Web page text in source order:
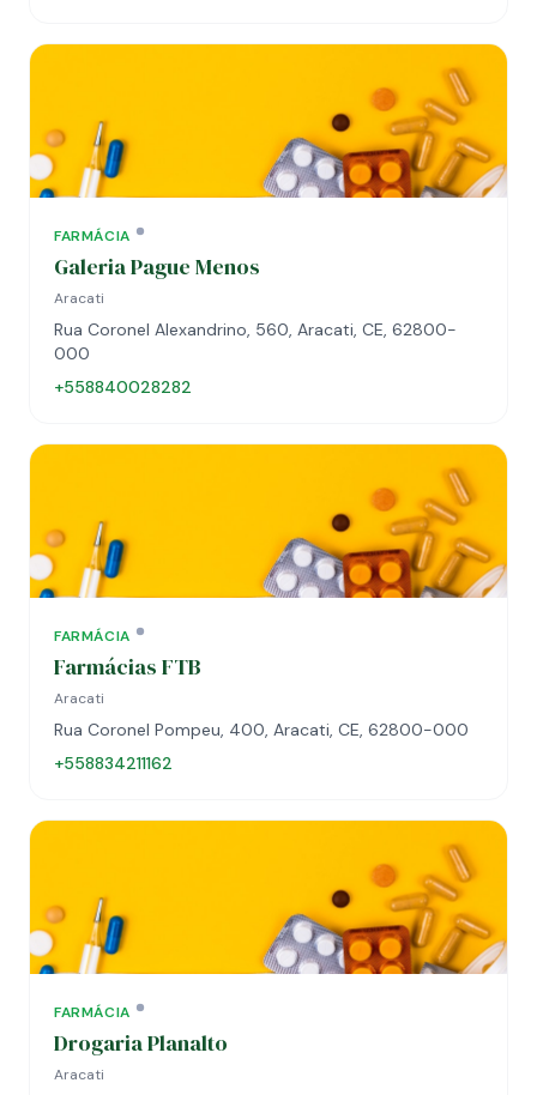
FARMÁCIA
Galeria Pague Menos
Aracati
Rua Coronel Alexandrino, 560, Aracati, CE, 62800-
000
+558840028282
FARMÁCIA
Farmácias FTB
Aracati
Rua Coronel Pompeu, 400, Aracati, CE, 62800-000
+558834211162
FARMÁCIA
Drogaria Planalto
Aracati